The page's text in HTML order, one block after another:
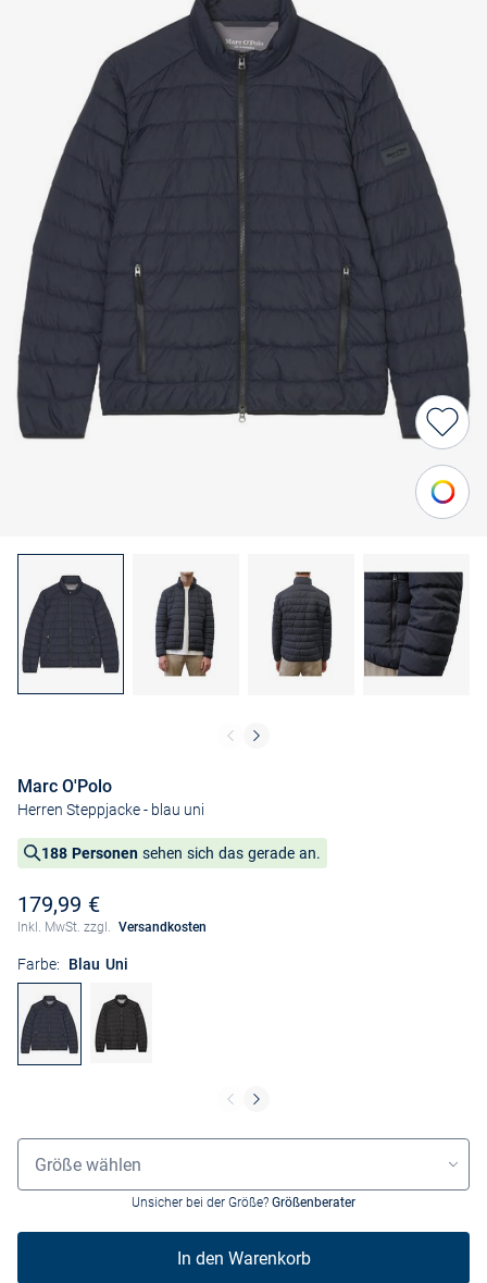
Marc O'Polo
Herren Steppjacke- blau uni
188 Personen sehen sich das gerade an.
179,99 €
Inkl. MwSt. zzgl. Versandkosten
Farbe: Blau Uni
Größenauswahl
Größe wählen
Unsicher bei der Größe? Größenberater
In den Warenkorb